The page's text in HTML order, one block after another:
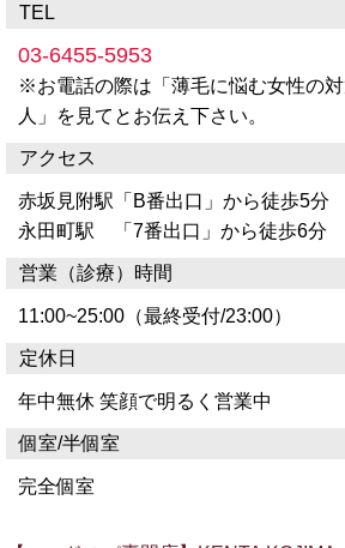
TEL
03-6455-5953
※お電話の際は「薄毛に悩む女性の
人」を見てとお伝え下さい。
アクセス
赤坂見附駅「B番出口」から徒歩5分
永田町駅 「7番出口」から徒歩6分
営業（診療）時間
11:00~25:00（最終受付/23:00）
定休日
年中無休 笑顔で明るく営業中
個室/半個室
完全個室